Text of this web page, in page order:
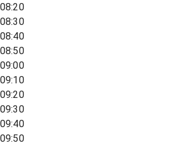
08:20
08:30
08:40
08:50
09:00
09:10
09:20
09:30
09:40
09:50